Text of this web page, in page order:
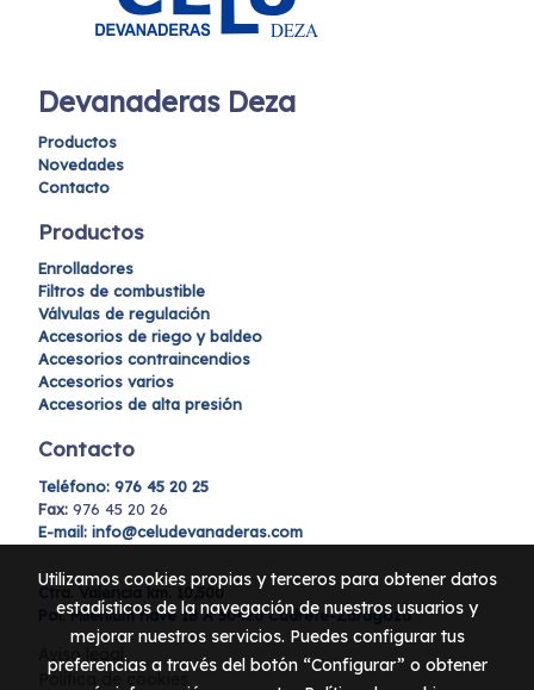
Devanaderas Deza
Productos
Novedades
Contacto
Productos
Enrolladores
Filtros de combustible
Válvulas de regulación
Accesorios de riego y baldeo
Accesorios contraincendios
Accesorios varios
Accesorios de alta presión
Contacto
Teléfono: 976 45 20 25
Fax: 976 45 20 26
E-mail: info@celudevanaderas.com
Ctra. Valencia km. 10,500
Pol. Milenium nave 18 A 50420 Cadrete-Zaragoza
Aviso legal
Política de cookies
Utilizamos cookies propias y terceros para obtener datos
estadísticos de la navegación de nuestros usuarios y
mejorar nuestros servicios. Puedes configurar tus
preferencias a través del botón “Configurar” o obtener